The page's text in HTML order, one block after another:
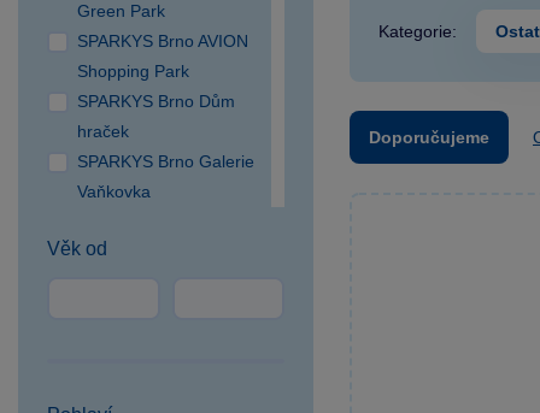
Green Park
SPARKYS Brno AVION
Shopping Park
SPARKYS Brno Dům
hraček
SPARKYS Brno Galerie
Vaňkovka
Campus Square
Budějovice NC Géčko
Věk od
Kategorie:
Doporučujeme